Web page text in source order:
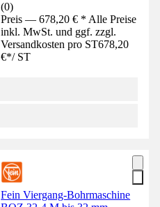
(0)
Preis — 678,20 € * Alle Preise
inkl. MwSt. und ggf. zzgl.
Versandkosten pro ST678,20
€*/ ST
Fein Viergang-Bohrmaschine